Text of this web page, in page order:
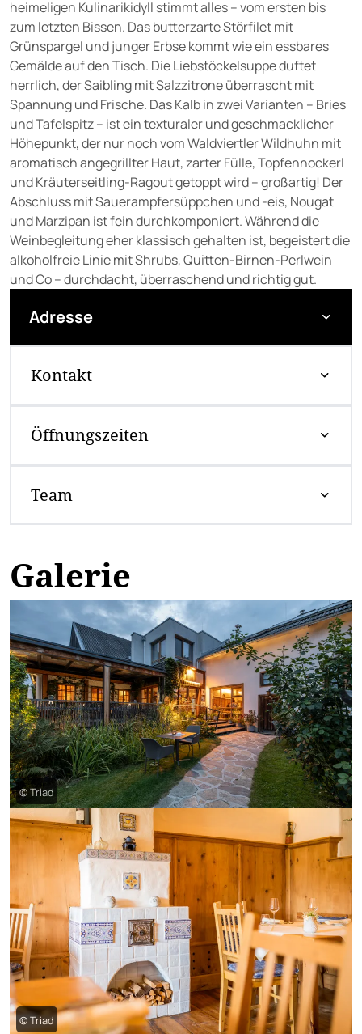
heimeligen Kulinarikidyll stimmt alles – vom ersten bis
zum letzten Bissen. Das butterzarte Störfilet mit
Grünspargel und junger Erbse kommt wie ein essbares
Gemälde auf den Tisch. Die Liebstöckelsuppe duftet
herrlich, der Saibling mit Salzzitrone überrascht mit
Spannung und Frische. Das Kalb in zwei Varianten – Bries
und Tafelspitz – ist ein texturaler und geschmacklicher
Höhepunkt, der nur noch vom Waldviertler Wildhuhn mit
aromatisch angegrillter Haut, zarter Fülle, Topfennockerl
und Kräuterseitling-Ragout getoppt wird – großartig! Der
Abschluss mit Sauerampfersüppchen und -eis, Nougat
und Marzipan ist fein durchkomponiert. Während die
Weinbegleitung eher klassisch gehalten ist, begeistert die
alkoholfreie Linie mit Shrubs, Quitten-Birnen-Perlwein
und Co – durchdacht, überraschend und richtig gut.
Adresse
Kontakt
Öffnungszeiten
Team
Galerie
© Triad
© Triad